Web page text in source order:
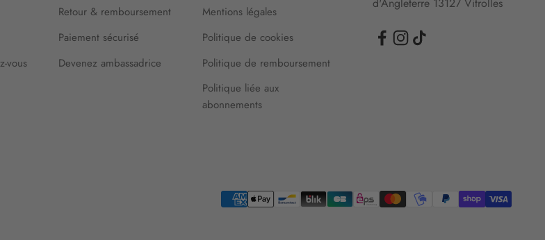
vous
Retour & remboursement
Paiement sécurisé
Devenez ambassadrice
Mentions légales
Politique de cookies
Politique de remboursement
Politique liée aux
abonnements